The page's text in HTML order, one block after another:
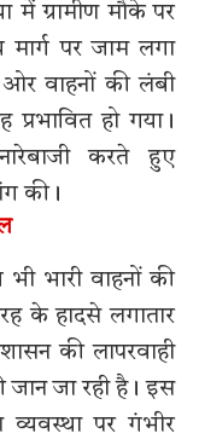
ग्रामीण मौके पर
पर जाम लगा
वाहनों की लंबी
हो गया।
करते हुए
की।
भारी वाहनों की
के हादसे लगातार
की लापरवाही
जान जा रही है। इस
पर गंभीर